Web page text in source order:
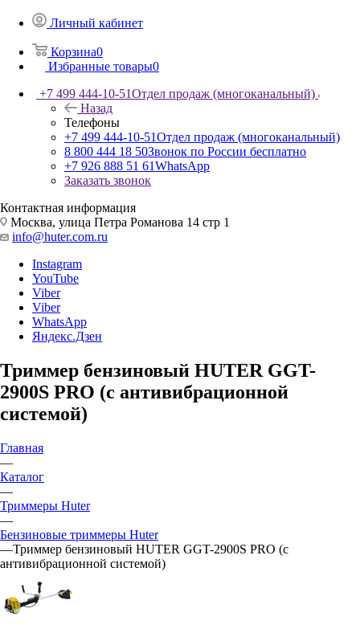
Личный кабинет
Корзина0
Избранные товары0
+7 499 444-10-51Отдел продаж (многоканальный)
Назад
Телефоны
+7 499 444-10-51Отдел продаж (многоканальный)
8 800 444 18 50Звонок по России бесплатно
+7 926 888 51 61WhatsApp
Заказать звонок
Контактная информация
Москва, улица Петра Романова 14 стр 1
info@huter.com.ru
Instagram
YouTube
Viber
Viber
WhatsApp
Яндекс.Дзен
Триммер бензиновый HUTER GGT-
2900S PRO (с антивибрационной
системой)
Главная
—
Каталог
—
Триммеры Huter
—
Бензиновые триммеры Huter
—Триммер бензиновый HUTER GGT-2900S PRO (с
антивибрационной системой)